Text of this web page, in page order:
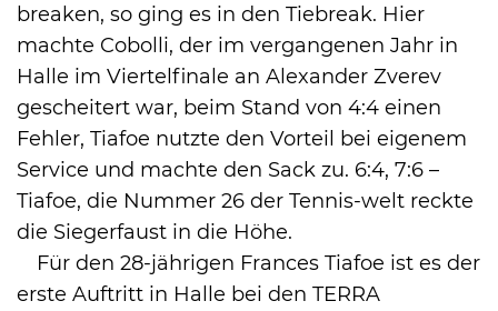
breaken, so ging es in den Tiebreak. Hier
machte Cobolli, der im vergangenen Jahr in
Halle im Viertelfinale an Alexander Zverev
gescheitert war, beim Stand von 4:4 einen
Fehler, Tiafoe nutzte den Vorteil bei eigenem
Service und machte den Sack zu. 6:4, 7:6 –
Tiafoe, die Nummer 26 der Tennis-welt reckte
die Siegerfaust in die Höhe.
Für den 28-jährigen Frances Tiafoe ist es der
erste Auftritt in Halle bei den TERRA